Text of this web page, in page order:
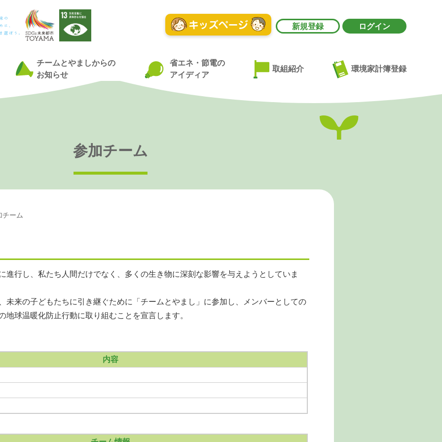
新規登録 ログイン
チームとやましからの
お知らせ
省エネ・節電の
アイディア
取組紹介 環境家計簿登録
参加チーム
チーム
行し、私たち人間だけでなく、多くの生き物に深刻な影響を与えようとしていま
来の子どもたちに引き継ぐために「チームとやまし」に参加し、メンバーとしての
地球温暖化防止行動に取り組むことを宣言します。
内容